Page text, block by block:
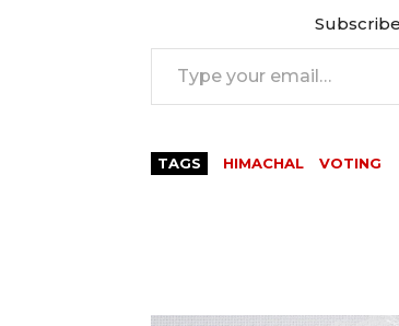
Type your email…
TAGS HIMACHAL VOTING